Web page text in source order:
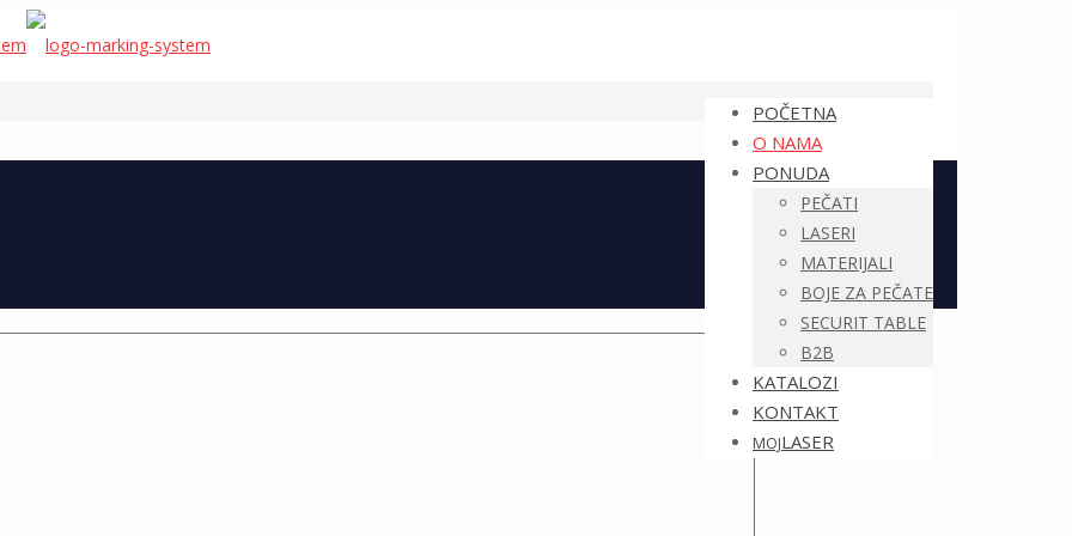
POČETNA
O NAMA
PONUDA
PEČATI
LASERI
MATERIJALI
BOJE ZA PEČATE
SECURIT TABLE
B2B
KATALOZI
KONTAKT
MOJLASER